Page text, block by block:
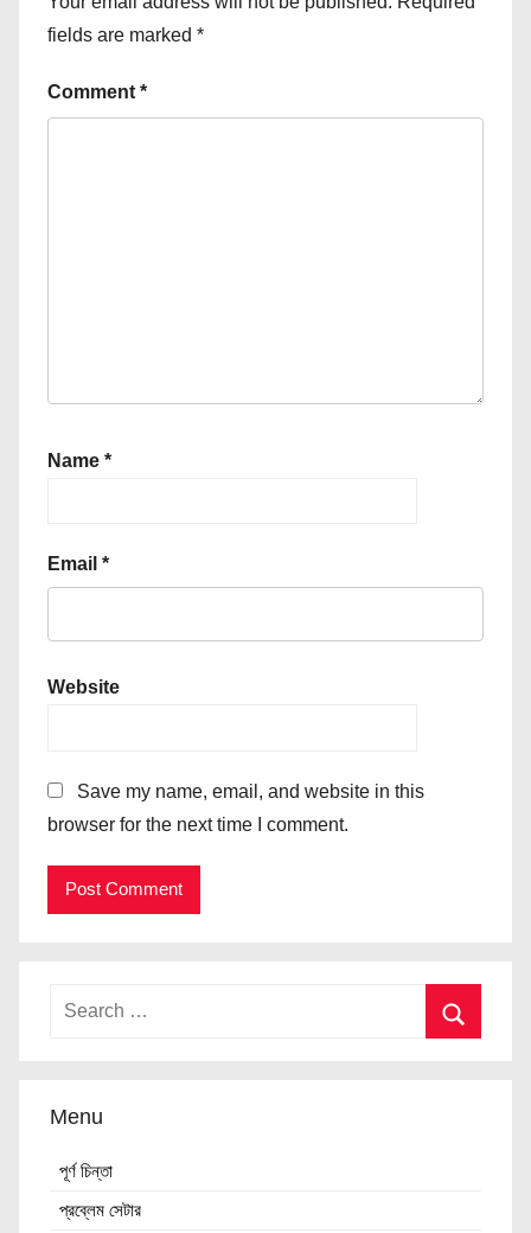
fields are marked *
Comment *
Name *
Email *
Website
Save my name, email, and website in this
browser for the next time I comment.
Menu
পূর্ণ চিন্তা
প্রব্লেম সেটার